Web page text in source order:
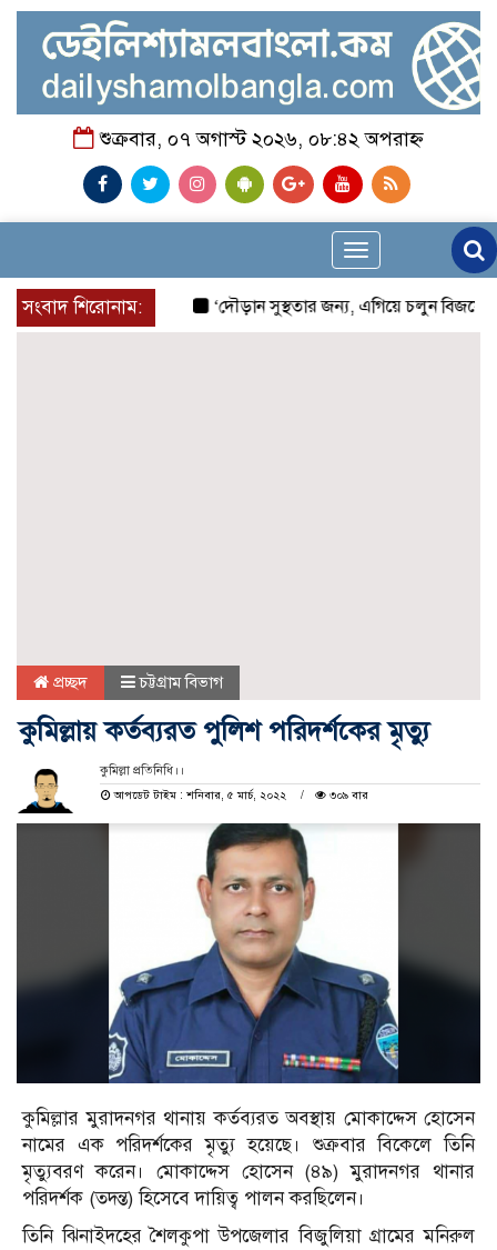
শুক্রবার, ০৭ অগাস্ট ২০২৬, ০৮:৪২ অপরাহ্ন
Toggle
navigation
সংবাদ শিরোনাম:
‘দৌড়ান সুস্থতার জন্য, এগিয়ে চলুন বিজয়ের
প্রচ্ছদ চট্টগ্রাম বিভাগ
কুমিল্লায় কর্তব্যরত পুলিশ পরিদর্শকের মৃত্যু
কুমিল্লা প্রতিনিধি।।
আপডেট টাইম : শনিবার, ৫ মার্চ, ২০২২
৩০৯ বার
কুমিল্লার মুরাদনগর থানায় কর্তব্যরত অবস্থায় মোকাদ্দেস হোসেন
নামের এক পরিদর্শকের মৃত্যু হয়েছে। শুক্রবার বিকেলে তিনি
মৃত্যুবরণ করেন। মোকাদ্দেস হোসেন (৪৯) মুরাদনগর থানার
পরিদর্শক (তদন্ত) হিসেবে দায়িত্ব পালন করছিলেন।
তিনি ঝিনাইদহের শৈলকুপা উপজেলার বিজুলিয়া গ্রামের মনিরুল